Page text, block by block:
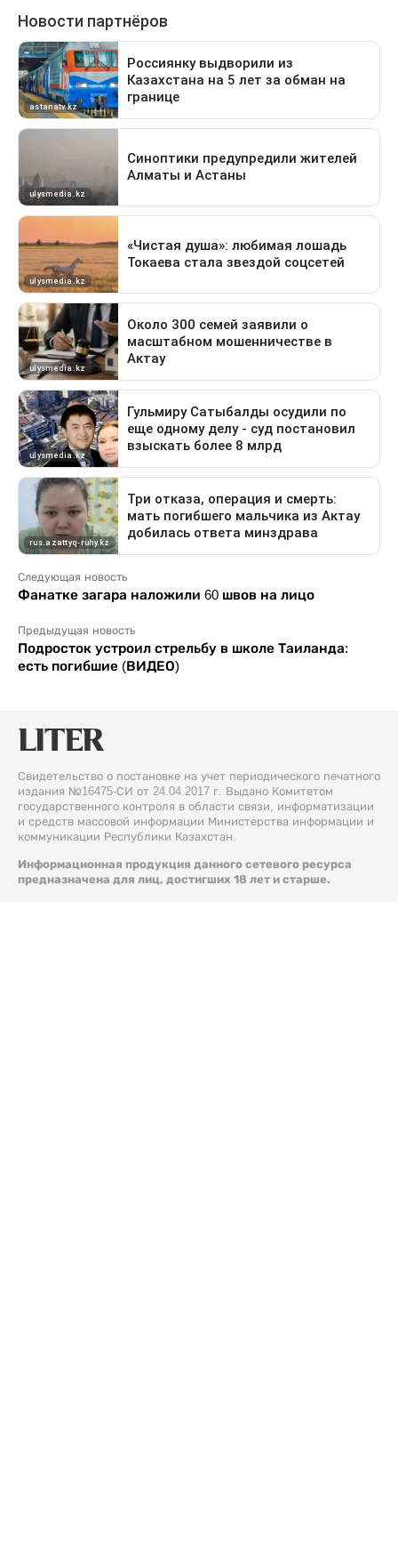
Следующая новость
Фанатке загара наложили 60 швов на лицо
Предыдущая новость
Подросток устроил стрельбу в школе Таиланда:
есть погибшие (ВИДЕО)
Свидетельство о постановке на учет периодического печатного
издания №16475-СИ от 24.04.2017 г. Выдано Комитетом
государственного контроля в области связи, информатизации
и средств массовой информации Министерства информации и
коммуникации Республики Казахстан.
Информационная продукция данного сетевого ресурса
предназначена для лиц, достигших 18 лет и старше.